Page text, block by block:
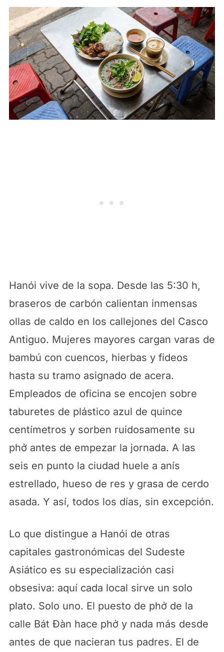
Hanói vive de la sopa. Desde las 5:30 h,
braseros de carbón calientan inmensas
ollas de caldo en los callejones del Casco
Antiguo. Mujeres mayores cargan varas de
bambú con cuencos, hierbas y fideos
hasta su tramo asignado de acera.
Empleados de oficina se encojen sobre
taburetes de plástico azul de quince
centímetros y sorben ruidosamente su
phở antes de empezar la jornada. A las
seis en punto la ciudad huele a anís
estrellado, hueso de res y grasa de cerdo
asada. Y así, todos los días, sin excepción.
Lo que distingue a Hanói de otras
capitales gastronómicas del Sudeste
Asiático es su especialización casi
obsesiva: aquí cada local sirve un solo
plato. Solo uno. El puesto de phở de la
calle Bát Đàn hace phở y nada más desde
antes de que nacieran tus padres. El de